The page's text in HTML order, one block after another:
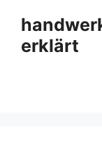
Inhalt
springen
erklärt